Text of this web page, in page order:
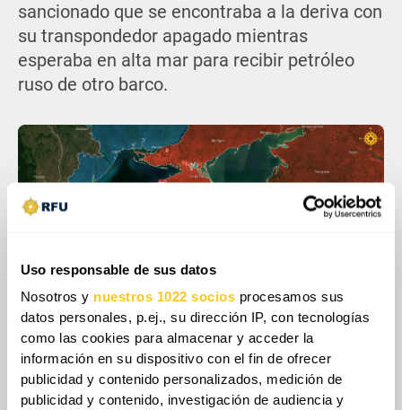
Uso responsable de sus datos
Nosotros y nuestros 1022 socios procesamos sus
datos personales, p.ej., su dirección IP, con tecnologías
como las cookies para almacenar y acceder la
información en su dispositivo con el fin de ofrecer
publicidad y contenido personalizados, medición de
publicidad y contenido, investigación de audiencia y
sancionado que se encontraba a la deriva con
su transpondedor apagado mientras
esperaba en alta mar para recibir petróleo
ruso de otro barco.
La capacidad de Ucrania para atacar buques
rusos se basa en varias configuraciones de